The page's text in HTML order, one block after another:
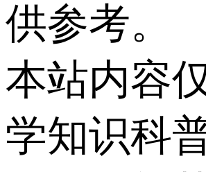
供参考。
本站内容
学知识科